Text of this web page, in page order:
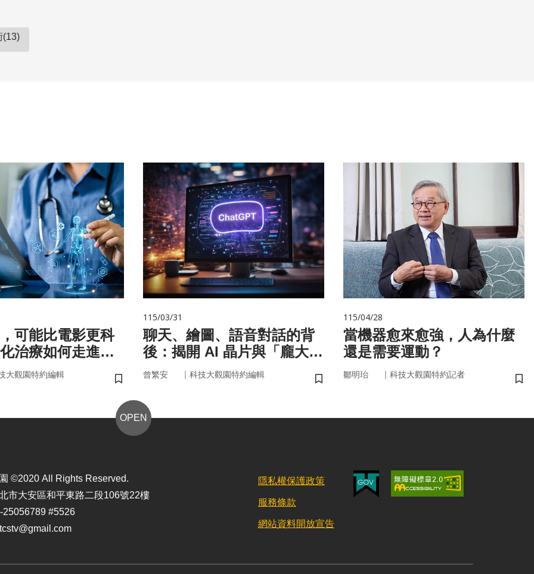
(13)
可能比電影更科
治療如何走進真
大觀園特約編輯
儲存書籤
115/03/31
聊天、繪圖、語音對話的背
後：揭開 AI 晶片與「龐大算
力」的真面目
曾繁安 ｜ 科技大觀園特約編輯
儲存書籤
115/04/28
當機器愈來愈強，人為什麼
還是需要運動？
鄒明珆 ｜ 科技大觀園特約記者
儲
OPEN
©2020 All Rights Reserved.
市大安區和平東路二段106號22樓
25056789 #5526
隱私權保護政策
服務條款
網站資料開放宣告